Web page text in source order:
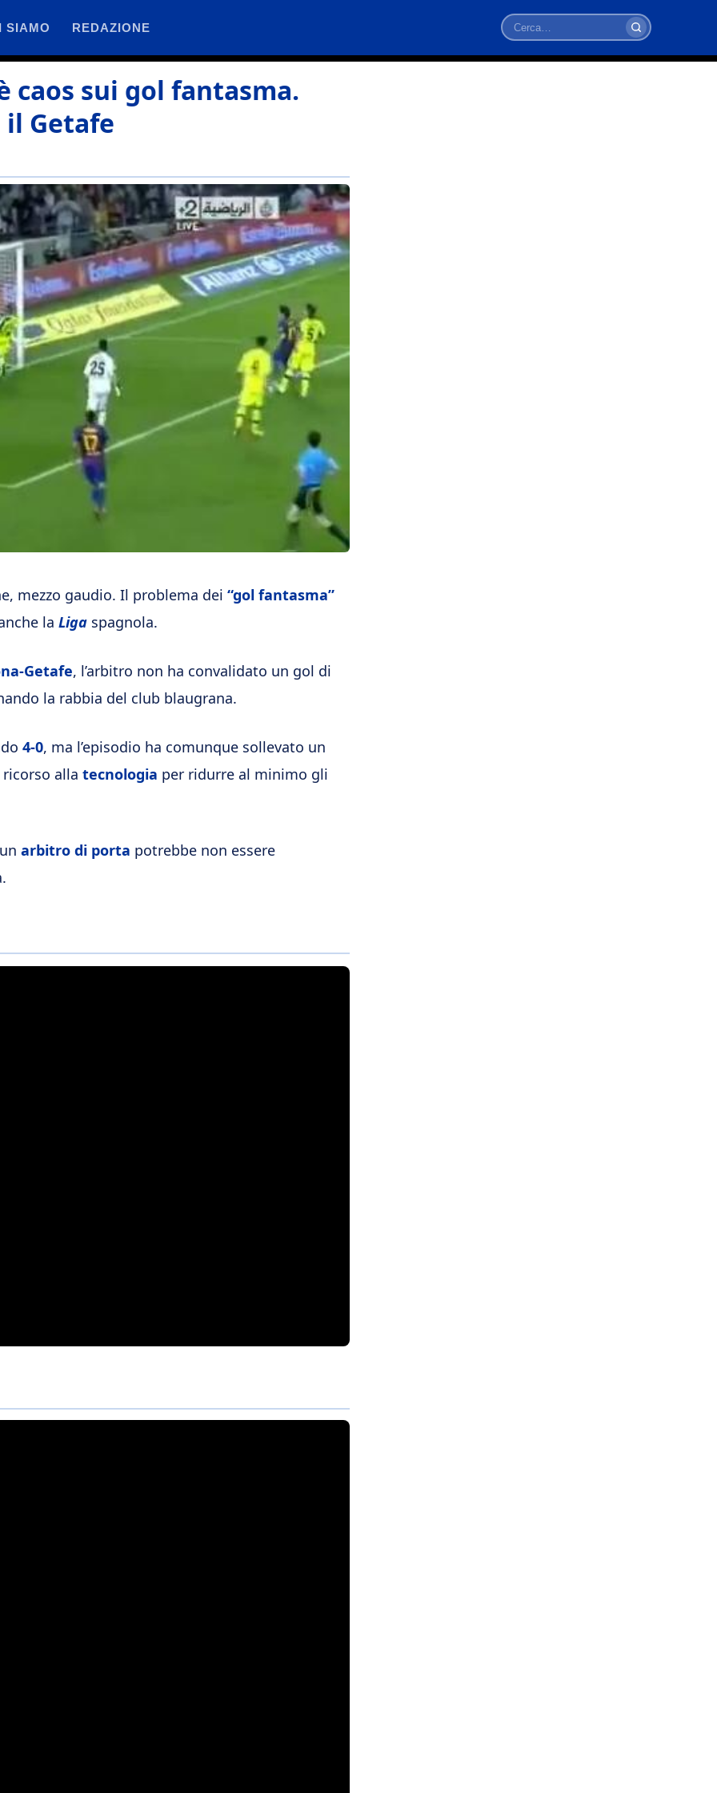
SIAMO REDAZIONE
Cerca
caos sui gol fantasma.
il Getafe
mezzo gaudio. Il problema dei “gol fantasma”
la Liga spagnola.
Getafe, l’arbitro non ha convalidato un gol di
la rabbia del club blaugrana.
4-0, ma l’episodio ha comunque sollevato un
alla tecnologia per ridurre al minimo gli
arbitro di porta potrebbe non essere